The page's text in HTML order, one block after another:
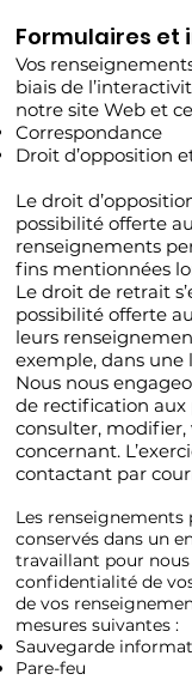
Formulaires et
Vos
biais de
notre site Web et
Correspondance
Droit d’opposition
Le droit
possibilité offerte
renseignements
fins mentionnées
Le droit de retrait
possibilité offerte
leurs
exemple, dans une
Nous nous
de rectification aux
consulter,
concernant.
contactant par
Les renseignements
conservés dans un
travaillant pour
confidentialité de
de vos
mesures suivantes :
Sauvegarde
Pare-feu